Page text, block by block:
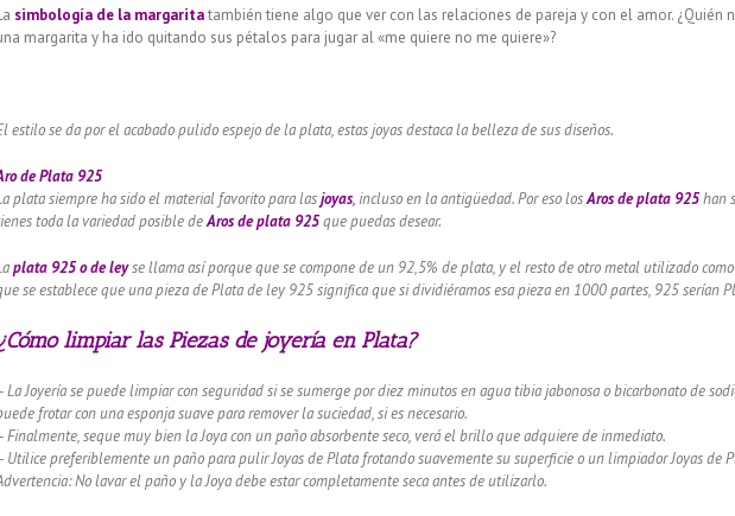
simbología de la margaritatambién tiene algo que ver con las relaciones de pareja y con el amor. ¿Quién
margarita y ha ido quitando sus pétalos para jugar al «me quiere no me quiere»?
estilo se da por el acabado pulido espejo de la plata, estas joyas destaca la belleza de sus diseños.
de Plata 925
plata siempre ha sido el material favorito para lasjoyas,incluso en la antigüedad. Por eso losArosde plata 925han
toda la variedad posible deAros de plata 925que puedas desear.
plata 925 o de leyse llama así porque que se compone de un 92,5% de plata, y el resto de otro metal utilizado
se establece que una pieza de Plata de ley 925 significa que si dividiéramos esa pieza en 1000 partes, 925 serían
limpiar las Piezas de joyería en Plata?
La Joyería se puede limpiar con seguridad si se sumerge por diez minutos en agua tibia jabonosa o bicarbonato de
frotar con una esponja suave para remover la suciedad, si es necesario.
Finalmente, seque muy bien la Joya con un paño absorbente seco, verá el brillo que adquiere de inmediato.
Utilice preferiblemente un paño para pulir Joyas de Plata frotando suavemente su superficie o un limpiador Joyas de
No lavar el paño y la Joya debe estar completamente seca antes de utilizarlo.